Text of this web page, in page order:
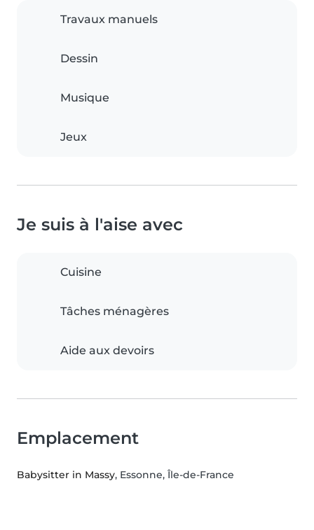
Travaux manuels
Dessin
Musique
Jeux
Je suis à l'aise avec
Cuisine
Tâches ménagères
Aide aux devoirs
Emplacement
Babysitter in Massy, Essonne, Île-de-France